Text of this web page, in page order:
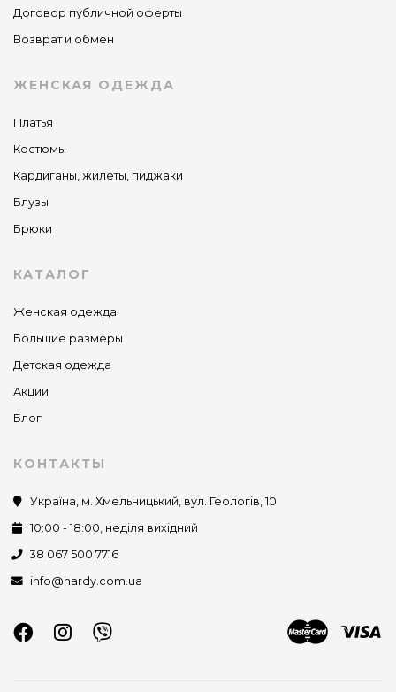
Договор публичной оферты
Возврат и обмен
ЖЕНСКАЯ ОДЕЖДА
Платья
Костюмы
Кардиганы, жилеты, пиджаки
Блузы
Брюки
КАТАЛОГ
Женская одежда
Большие размеры
Детская одежда
Акции
Блог
КОНТАКТЫ
Україна, м. Хмельницький, вул. Геологів, 10
10:00 - 18:00, неділя вихідний
38 067 500 7716
info@hardy.com.ua